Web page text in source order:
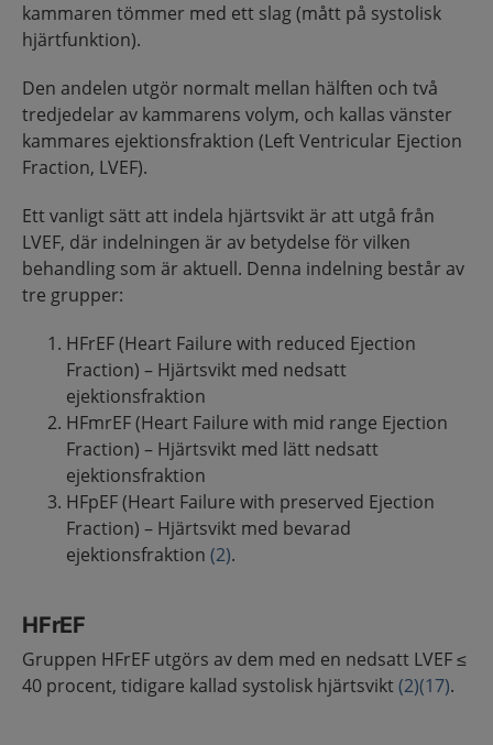
kammaren tömmer med ett slag (mått på systolisk
hjärtfunktion).
Den andelen utgör normalt mellan hälften och två
tredjedelar av kammarens volym, och kallas vänster
kammares ejektionsfraktion (Left Ventricular Ejection
Fraction, LVEF).
Ett vanligt sätt att indela hjärtsvikt är att utgå från
LVEF, där indelningen är av betydelse för vilken
behandling som är aktuell. Denna indelning består av
tre grupper:
HFrEF (Heart Failure with reduced Ejection
Fraction) – Hjärtsvikt med nedsatt
ejektionsfraktion
HFmrEF (Heart Failure with mid range Ejection
Fraction) – Hjärtsvikt med lätt nedsatt
ejektionsfraktion
HFpEF (Heart Failure with preserved Ejection
Fraction) – Hjärtsvikt med bevarad
ejektionsfraktion (2).
HFrEF
Gruppen HFrEF utgörs av dem med en nedsatt LVEF ≤
40 procent, tidigare kallad systolisk hjärtsvikt(2)(17).